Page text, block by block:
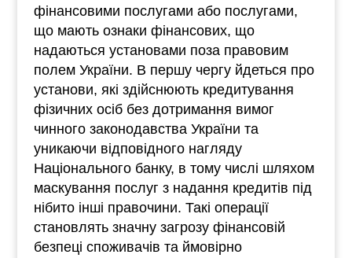
фінансовими послугами або послугами,
що мають ознаки фінансових, що
надаються установами поза правовим
полем України. В першу чергу йдеться про
установи, які здійснюють кредитування
фізичних осіб без дотримання вимог
чинного законодавства України та
уникаючи відповідного нагляду
Національного банку, в тому числі шляхом
маскування послуг з надання кредитів під
нібито інші правочини. Такі операції
становлять значну загрозу фінансовій
безпеці споживачів та ймовірно